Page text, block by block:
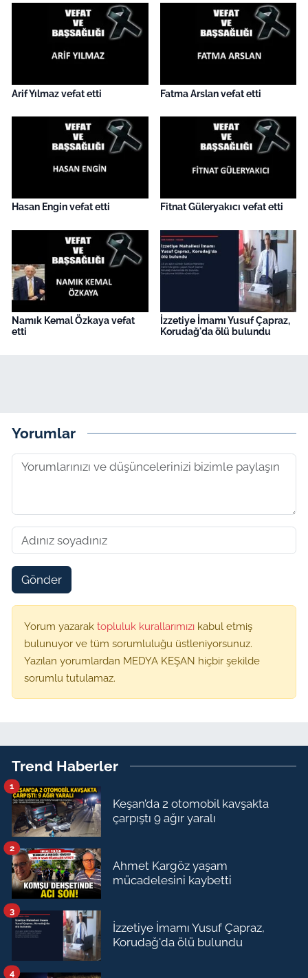
Arif Yılmaz vefat etti Fatma Arslan vefat etti
Hasan Engin vefat etti Fitnat Güleryakıcı vefat etti
Namık Kemal Özkaya vefat
etti
İzzetiye İmamı Yusuf Çapraz,
Korudağ'da ölü bulundu
Yorumlar
Gönder
Yorum yazarak topluluk kurallarımızı kabul etmiş
bulunuyor ve tüm sorumluluğu üstleniyorsunuz.
Yazılan yorumlardan MEDYA KEŞAN hiçbir şekilde
sorumlu tutulamaz.
Trend Haberler
Keşan’da 2 otomobil kavşakta
çarpıştı 9 ağır yaralı
1
Ahmet Kargöz yaşam
mücadelesini kaybetti
2
İzzetiye İmamı Yusuf Çapraz,
Korudağ'da ölü bulundu
3
4
Bilim Teknoloji
English News
Canlı Maç
Finans